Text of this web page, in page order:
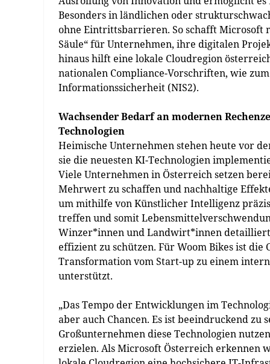
Besonders in ländlichen oder
ohne Eintrittsbarrieren. So schafft Microsoft
Säule“ für Unternehmen, ihre digitalen
hinaus hilft eine lokale Cloudregion
nationalen Compliance-Vorschriften, wie
Informationssicherheit (NIS2).
Wachsender Bedarf an modernen
Technologien
Heimische Unternehmen stehen heute vor
sie die neuesten KI-Technologien
Viele Unternehmen in Österreich setzen
Mehrwert zu schaffen und nachhaltige
um mithilfe von Künstlicher Intelligenz
treffen und somit
Winzer*innen und Landwirt*innen
effizient zu schützen. Für Woom Bikes ist die
Transformation vom Start-up zu einem
unterstützt.
„Das Tempo der Entwicklungen im
aber auch Chancen. Es ist beeindruckend zu
Großunternehmen diese Technologien
erzielen. Als Microsoft Österreich erkennen